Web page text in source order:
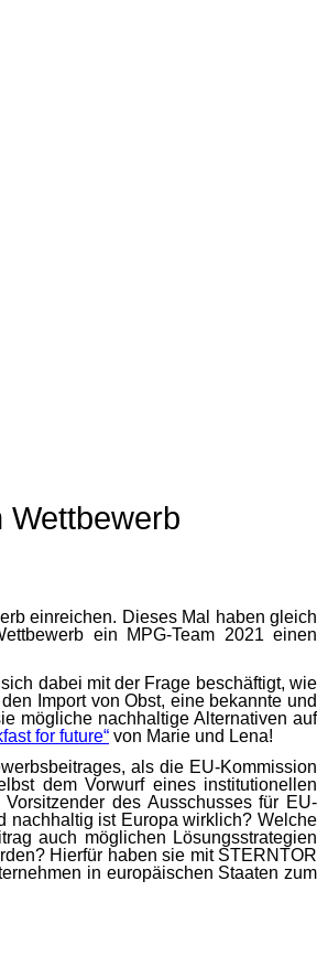
Wettbewerb
einreichen. Dieses Mal haben gleich
ein MPG-Team 2021 einen
dabei mit der Frage beschäftigt, wie
Import von Obst, eine bekannte und
mögliche nachhaltige Alternativen auf
for future“ von Marie und Lena!
als die EU-Kommission
dem Vorwurf eines institutionellen
des Ausschusses für EU-
nachhaltig ist Europa wirklich? Welche
auch möglichen Lösungsstrategien
Hierfür haben sie mit STERNTOR
in europäischen Staaten zum